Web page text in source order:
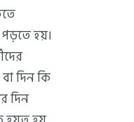
হয়।
দিন কি
দিন